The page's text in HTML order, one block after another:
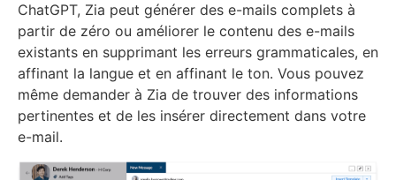
ChatGPT, Zia peut générer des e-mails complets à
partir de zéro ou améliorer le contenu des e-mails
existants en supprimant les erreurs grammaticales, en
affinant la langue et en affinant le ton. Vous pouvez
même demander à Zia de trouver des informations
pertinentes et de les insérer directement dans votre
e-mail.